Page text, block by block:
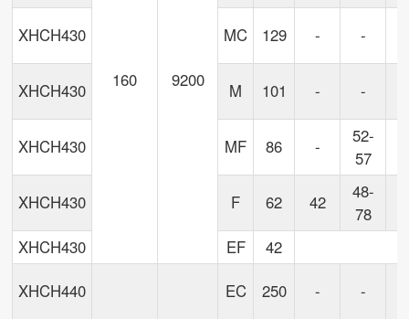
160 9200
XHCH430 MC 129 - -
XHCH430 M 101 - -
XHCH430 MF 86 -
52-
57
XHCH430
F 62 42
48-
78
XHCH430
EF
42
XHCH440
EC 250 - -